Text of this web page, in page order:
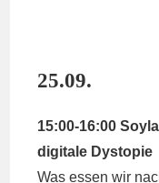
25.09.
15:00-16:00
digitale Dystopie
Was essen wir